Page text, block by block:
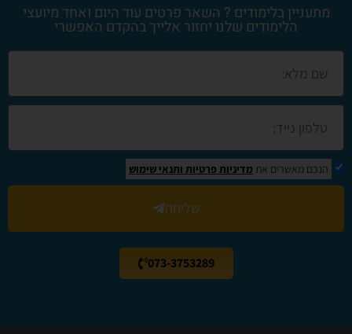
מתעניין בלימודים ? השאר פרטים עוד היום ואחד מיועצי
הלימודים שלנו יחזור אלייך בהקדם האפשרי
הנכם מאשרים את מדיניות פרטיות ותנאי שימוש
שליחה
073-3753289